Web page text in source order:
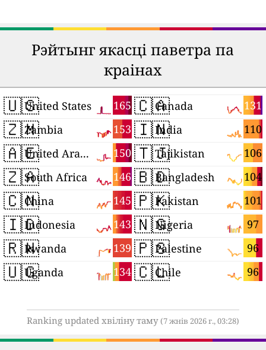
Рэйтынг якасці паветра па
краінах
🇺🇸 165
United States
🇿🇲 153
Zambia
🇦🇪 150
United Arab Emirates
🇿🇦 146
South Africa
🇨🇳 145
China
🇮🇩 143
Indonesia
🇷🇼 139
Rwanda
🇺🇬 134
Uganda
🇨🇦 131
Canada
🇮🇳 110
India
🇹🇯 106
Tajikistan
🇧🇩 104
Bangladesh
🇵🇰 101
Pakistan
🇳🇬 97
Nigeria
🇵🇸 96
Palestine
🇨🇱 96
Chile
Ranking updated хвіліну таму(7 жнів 2026 г., 03:28)